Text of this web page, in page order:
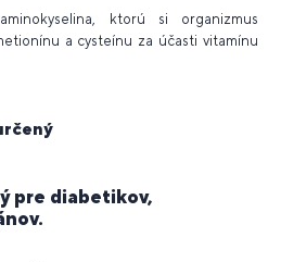
ktorú si organizmus
a cysteínu za účasti vitamínu
pre diabetikov,